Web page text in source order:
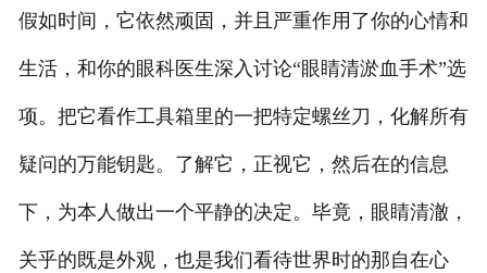
假如时间，它依然顽固，并且严重作用了你的心情和
生活，和你的眼科医生深入讨论“眼睛清淤血手术”选
项。把它看作工具箱里的一把特定螺丝刀，化解所有
疑问的万能钥匙。了解它，正视它，然后在的信息
下，为本人做出一个平静的决定。毕竟，眼睛清澈，
关乎的既是外观，也是我们看待世界时的那自在心